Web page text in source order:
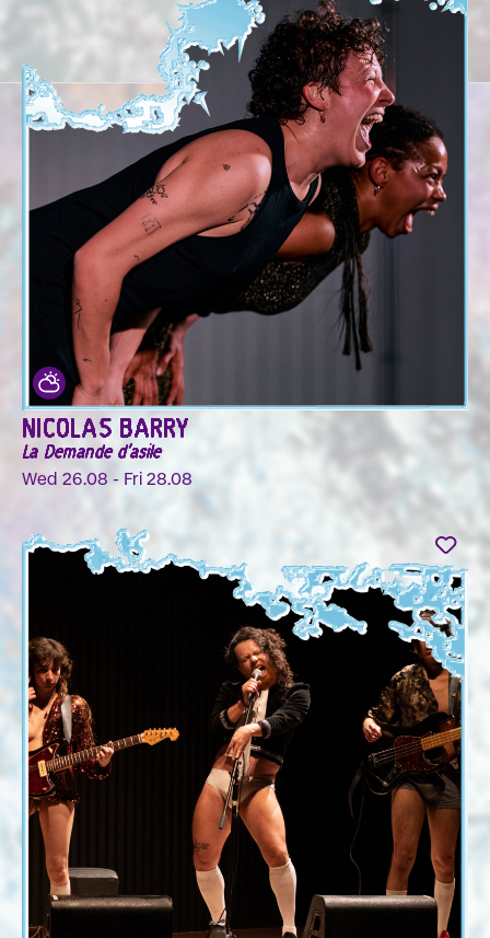
NICOLAS BARRY
La Demande d'asile
Wed 26.08 - Fri 28.08